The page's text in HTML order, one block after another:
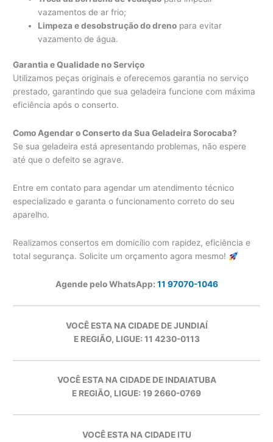
vazamentos de ar frio;
Limpeza e desobstrução do dreno para evitar
vazamento de água.
Garantia e Qualidade no Serviço
Utilizamos peças originais e oferecemos garantia no serviço
prestado, garantindo que sua geladeira funcione com máxima
eficiência após o conserto.
Como Agendar o Conserto da Sua Geladeira Sorocaba?
Se sua geladeira está apresentando problemas, não espere
até que o defeito se agrave.
Entre em contato para agendar um atendimento técnico
especializado e garanta o funcionamento correto do seu
aparelho.
Realizamos consertos em domicílio com rapidez, eficiência e
total segurança. Solicite um orçamento agora mesmo!
Agende pelo WhatsApp: 11 97070-1046
VOCÊ ESTA NA CIDADE DE JUNDIAÍ
E REGIÃO, LIGUE: 11 4230-0113
VOCÊ ESTA NA CIDADE DE INDAIATUBA
E REGIÃO, LIGUE: 19 2660-0769
VOCÊ ESTA NA CIDADE ITU